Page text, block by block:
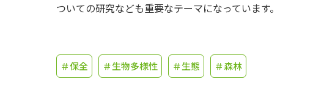
ついての研究なども重要なテーマになっています。
＃保全 ＃生物多様性 ＃生態 ＃森林